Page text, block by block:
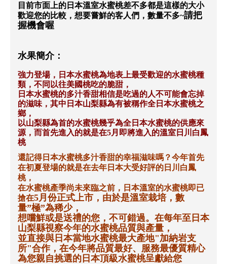
目前市面上的日本溫室水蜜桃差不多都是這樣的大小
歡迎您的比較，想要嘗鮮的客人們，數量不多~請把
握機會喔
水果簡介：
強力登場，日本水蜜桃為地表上最受歡迎的水蜜桃種
類，不同以往美國桃吃的脆甜，
日本水蜜桃的多汁香甜相信是吃過的人不可能會忘掉
的滋味，其中日本山梨縣為有被稱作全日本水蜜桃之
鄉，
以山梨縣為首的水蜜桃幾乎為全日本水蜜桃的供應來
源，而首先進入的就是在5月即將進入的溫室日川白鳳
桃
還記得日本水蜜桃多汁香甜的幸福滋味嗎？今年首先
在初夏登場的就是在去年日本大受好評的日川白鳳
桃，
在水蜜桃產季尚未來臨之前，日本溫室的水蜜桃即已
搶在5月份正式上市，由於是溫室栽培，數
量”極”為稀少，
想嚐鮮或是送禮的您，不可錯過。在每年至日本
山梨縣視察今年的水蜜桃品質與產量，
並直接與日本當地水蜜桃最大產地"加納岩支
所"合作，在今年將品質最好、服務最優質精心
為您親自挑選的日本頂級水蜜桃呈獻給您